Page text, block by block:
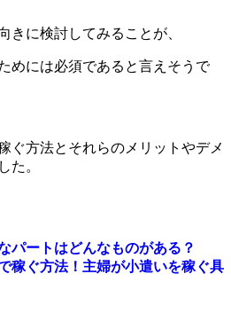
きに検討してみることが、
めには必須であると言えそうで
ぐ方法とそれらのメリットやデメ
た。
パートはどんなものがある？
稼ぐ方法！主婦が小遣いを稼ぐ具